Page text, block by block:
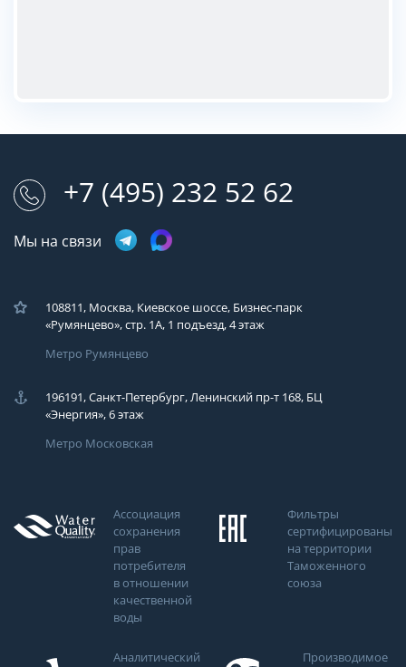
+7 (495) 232 52 62
Мы на связи
108811, Москва, Киевское шоссе, Бизнес-парк
«Румянцево», стр. 1А, 1 подъезд, 4 этаж
Метро Румянцево
196191, Санкт-Петербург, Ленинский пр-т 168, БЦ
«Энергия», 6 этаж
Метро Московская
Ассоциация
сохранения
прав
потребителя
в отношении
качественной
воды
Фильтры
сертифицированы
на территории
Таможенного
союза
Аналитический
Производимое